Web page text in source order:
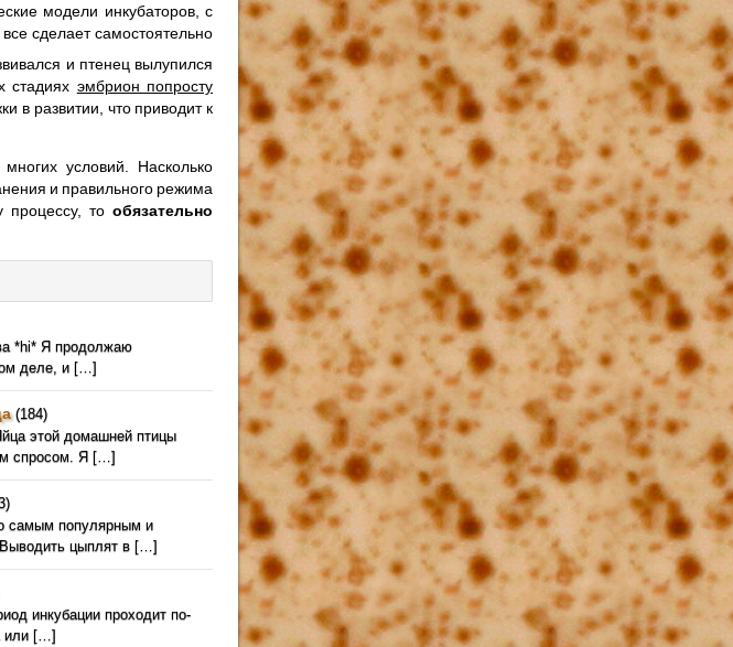
модели инкубаторов, с
сделает самостоятельно
и птенец вылупился
стадиях эмбрион попросту
в развитии, что приводит к
условий. Насколько
и правильного режима
процессу, то обязательно
*hi* Я продолжаю
деле, и […]
(184)
этой домашней птицы
спросом. Я […]
самым популярным и
Выводить цыплят в […]
инкубации проходит по-
или […]